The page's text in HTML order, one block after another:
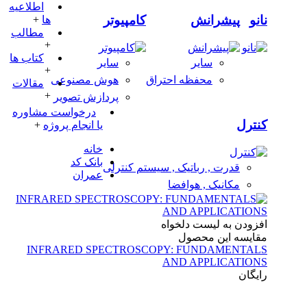
نانو پیشرانش
سایر
محفظه احتراق
کامپیوتر
سایر
هوش مصنوعی
پردازش تصویر
کنترل
قدرت , رباتیک , سیستم کنترلی
مکانیک , هوافضا
اطلاعیه
ها +
مطالب
+
کتاب ها
افزودن به لیست دلخواه
مقایسه این محصول
INFRARED SPECTROSCOPY: FUNDAMENTALS
AND APPLICATIONS
رایگان
+
مقالات
+
درخواست مشاوره
یا انجام پروژه +
خانه
بانک کد
عمران